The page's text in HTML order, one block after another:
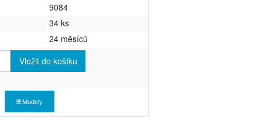
9084
34 ks
24 měsíců
Vložit do košíku
Modely